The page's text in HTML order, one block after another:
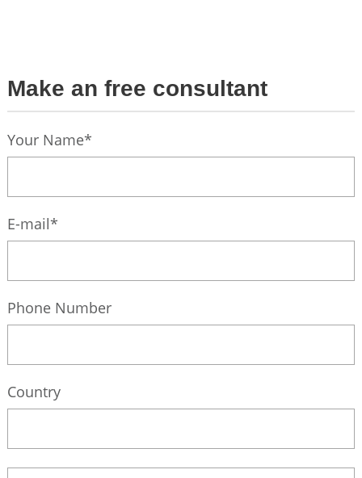
Make an free consultant
Your Name*
E-mail*
Phone Number
Country